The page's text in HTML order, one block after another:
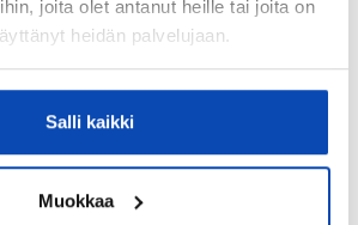
joita olet antanut heille tai joita on
heidän palvelujaan.
Salli kaikki
Muokkaa
kalustettuna: